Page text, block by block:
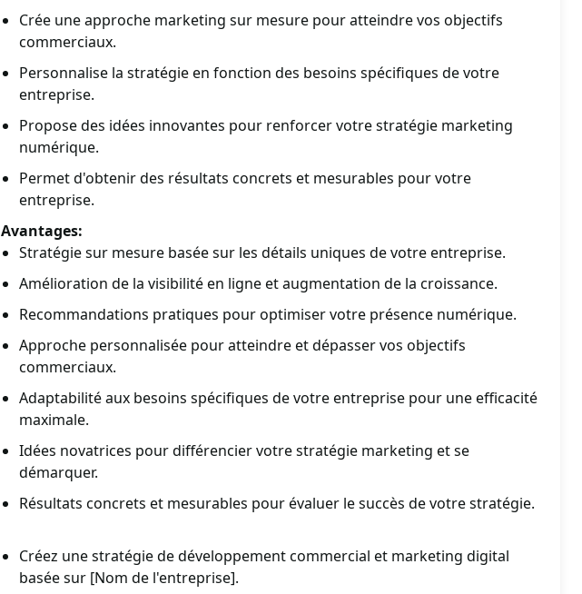
Crée une approche marketing sur mesure pour atteindre vos objectifs
commerciaux.
Personnalise la stratégie en fonction des besoins spécifiques de votre
entreprise.
Propose des idées innovantes pour renforcer votre stratégie marketing
numérique.
Permet d'obtenir des résultats concrets et mesurables pour votre
entreprise.
Avantages:
Stratégie sur mesure basée sur les détails uniques de votre entreprise.
Amélioration de la visibilité en ligne et augmentation de la croissance.
Recommandations pratiques pour optimiser votre présence numérique.
Approche personnalisée pour atteindre et dépasser vos objectifs
commerciaux.
Adaptabilité aux besoins spécifiques de votre entreprise pour une efficacité
maximale.
Idées novatrices pour différencier votre stratégie marketing et se
démarquer.
Résultats concrets et mesurables pour évaluer le succès de votre stratégie.
Créez une stratégie de développement commercial et marketing digital
basée sur [Nom de l'entreprise].